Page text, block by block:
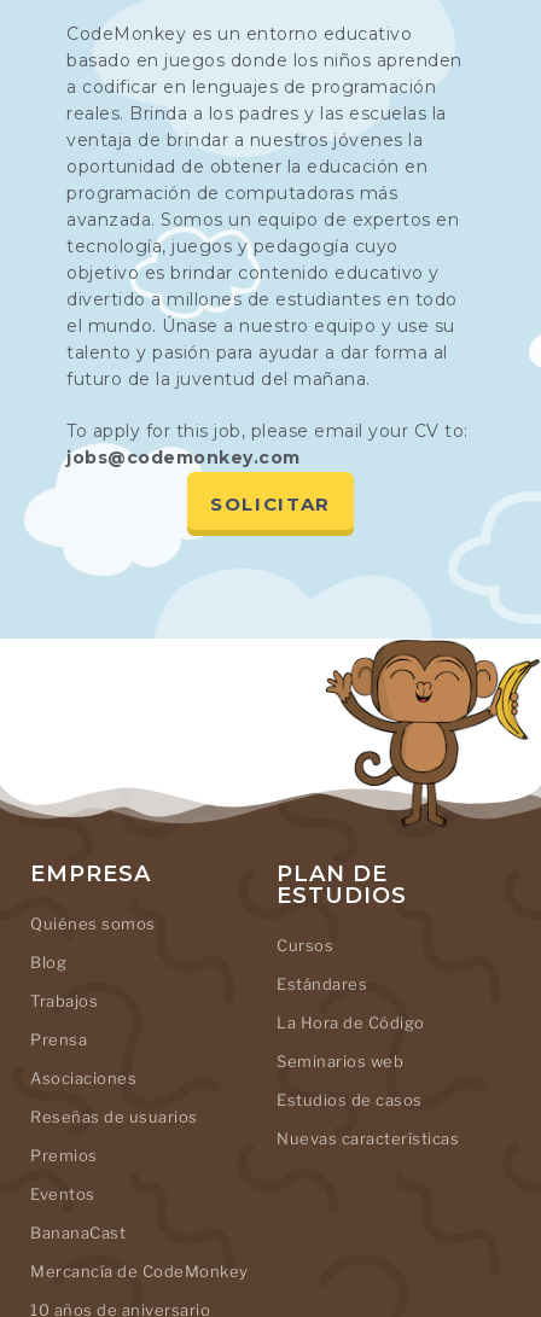
CodeMonkey es un entorno educativo
basado en juegos donde los niños aprenden
a codificar en lenguajes de programación
reales. Brinda a los padres y las escuelas la
ventaja de brindar a nuestros jóvenes la
oportunidad de obtener la educación en
programación de computadoras más
avanzada. Somos un equipo de expertos en
tecnología, juegos y pedagogía cuyo
objetivo es brindar contenido educativo y
divertido a millones de estudiantes en todo
el mundo. Únase a nuestro equipo y use su
talento y pasión para ayudar a dar forma al
futuro de la juventud del mañana.
To apply for this job, please email your CV to:
jobs@codemonkey.com
SOLICITAR
EMPRESA
Quiénes somos
Blog
Trabajos
Prensa
Asociaciones
Reseñas de usuarios
Premios
Eventos
BananaCast
Mercancía de CodeMonkey
10 años de aniversario
PLAN DE
ESTUDIOS
Cursos
Estándares
La Hora de Código
Seminarios web
Estudios de casos
Nuevas características